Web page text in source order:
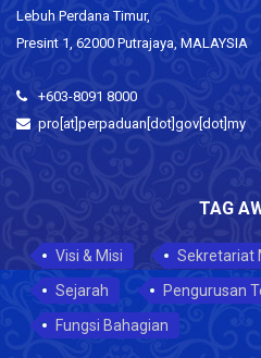
Lebuh Perdana Timur,
Presint 1, 62000 Putrajaya, MALAYSIA
+603-8091 8000
pro[at]perpaduan[dot]gov[dot]my
TAG
Visi & Misi
Sekretariat
Sejarah
Pengurusan
Fungsi Bahagian